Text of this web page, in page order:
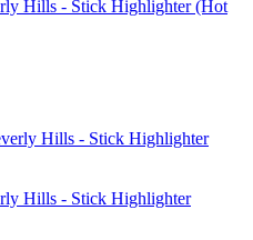
Hills - Stick Highlighter (Hot
Hills - Stick Highlighter